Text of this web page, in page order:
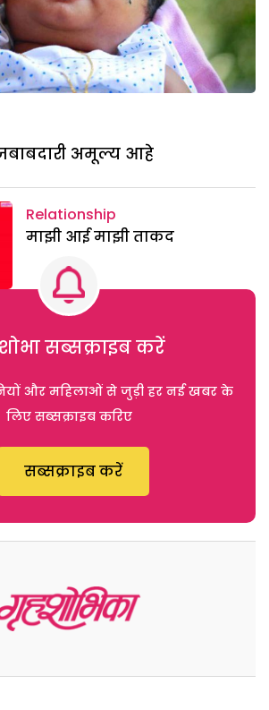
अमूल्य आहे
Relationship
माझी आई माझी ताकद
सब्सक्राइब करें
और महिलाओं से जुड़ी हर नई खबर के
लिए सब्सक्राइब करिए
सब्सक्राइब करें